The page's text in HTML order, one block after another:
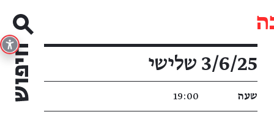
פרטי האירוע
3/6/25 שלישי
שעה 19:00